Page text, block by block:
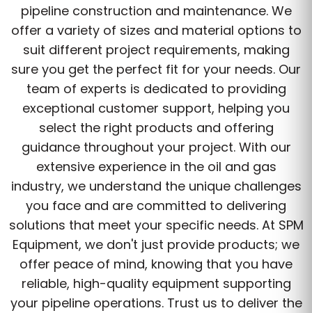
pipeline construction and maintenance. We
offer a variety of sizes and material options to
suit different project requirements, making
sure you get the perfect fit for your needs. Our
team of experts is dedicated to providing
exceptional customer support, helping you
select the right products and offering
guidance throughout your project. With our
extensive experience in the oil and gas
industry, we understand the unique challenges
you face and are committed to delivering
solutions that meet your specific needs. At SPM
Equipment, we don't just provide products; we
offer peace of mind, knowing that you have
reliable, high-quality equipment supporting
your pipeline operations. Trust us to deliver the